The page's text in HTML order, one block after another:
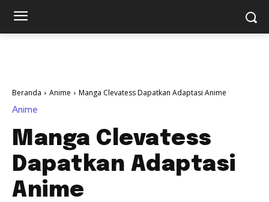
Beranda Anime Manga Clevatess Dapatkan Adaptasi Anime
Anime
Manga Clevatess
Dapatkan Adaptasi
Anime